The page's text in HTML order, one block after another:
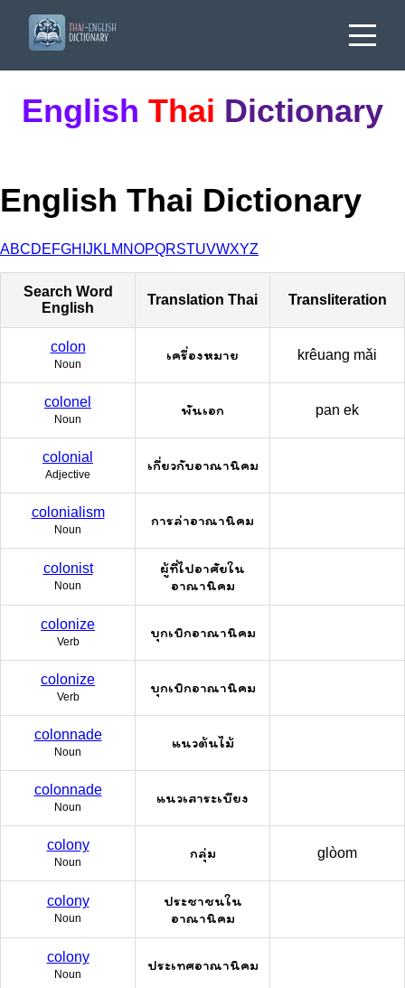
English Thai Dictionary
English Thai Dictionary
ABCDEFGH JK LM NOPQRSTUVWXYZ
Search Word
English
Translation Thai Transliteration
colon
Noun
เครื่องหมาย krêuang mǎi
colonel
Noun
พันเอก pan ek
colonial
Adjective
เกี่ยวกับอาณานิคม
colonialism
Noun
การล่าอาณานิคม
colonist
Noun
ผู้ที่ไปอาศัยใน
อาณานิคม
colonize
Verb
บุกเบิกอาณานิคม
colonize
Verb
บุกเบิกอาณานิคม
colonnade
Noun
แนวต้นไม้
colonnade
Noun
แนวเสาระเบียง
colony
Noun
กลุ่ม glòom
colony
Noun
ประชาชนใน
อาณานิคม
colony
Noun
ประเทศอาณานิคม